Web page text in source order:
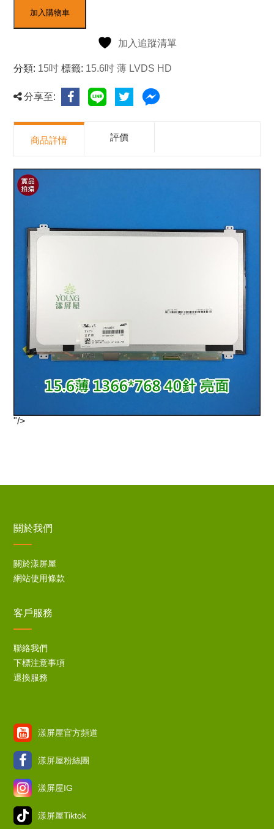
加入購物車
加入追蹤清單
分類: 15吋 標籤: 15.6吋 薄 LVDS HD
分享至:
商品詳情 評價
"/>
關於我們
關於漾屏屋
網站使用條款
客戶服務
聯絡我們
下標注意事項
退換服務
漾屏屋官方頻道
漾屏屋粉絲團
漾屏屋IG
漾屏屋Tiktok